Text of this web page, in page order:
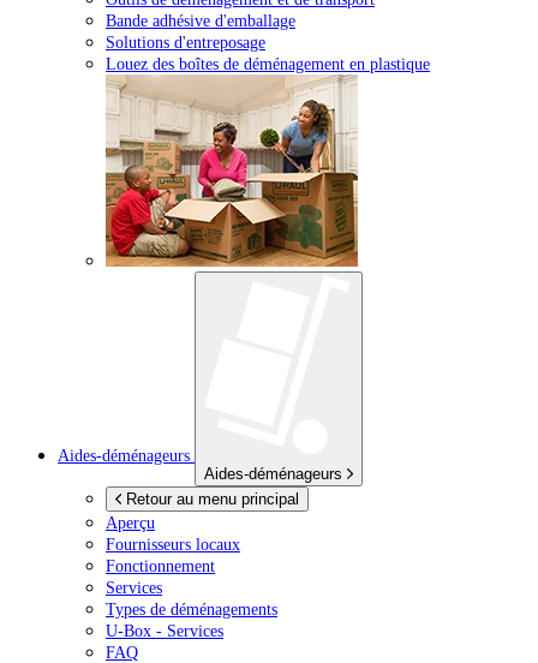
Bande adhésive d'emballage
Solutions d'entreposage
Louez des boîtes de déménagement en plastique
Aides-déménageurs
Aides-déménageurs
Retour au menu principal
Aperçu
Fournisseurs locaux
Fonctionnement
Services
Types de déménagements
U-Box - Services
FAQ